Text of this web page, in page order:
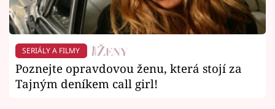
SERIÁLY A FILMY
Poznejte opravdovou ženu, která stojí za
Tajným deníkem call girl!